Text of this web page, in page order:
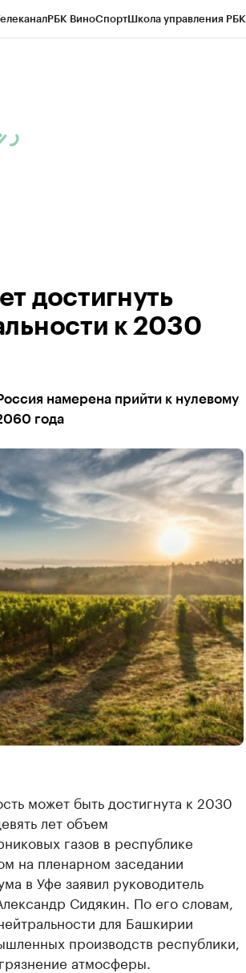
РБК ВиноСпортШкола управления РБК
достигнуть
к 2030
намерена прийти к нулевому
года
может быть достигнута к 2030
лет объем
газов в республике
на пленарном заседании
в Уфе заявил руководитель
Сидякин. По его словам,
для Башкирии
производств республики,
атмосферы.